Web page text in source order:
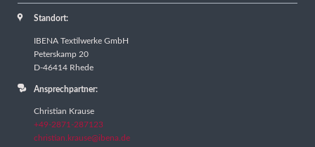
Standort:
IBENA Textilwerke GmbH
Peterskamp 20
D-46414 Rhede
Ansprechpartner:
Christian Krause
+49-2871-287123
christian.krause@ibena.de